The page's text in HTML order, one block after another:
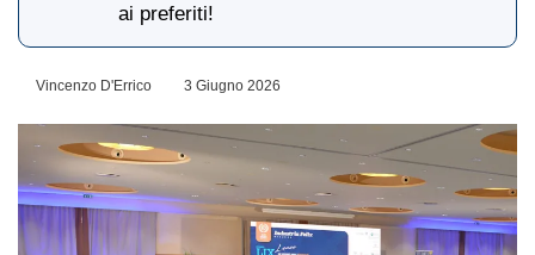
ai preferiti!
Vincenzo D'Errico 3 Giugno 2026